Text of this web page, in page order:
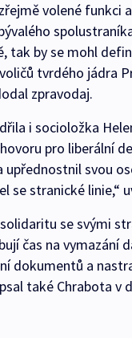
volené funkci
tak by se mohl
tvrdého jádra
zpravodaj.
i socioložka
pro liberální
upřednostnil svou
se stranické linie,“
se svými
čas na vymazání
dokumentů a
také Chrabota v